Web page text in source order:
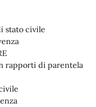
stato civile
rapporti di parentela